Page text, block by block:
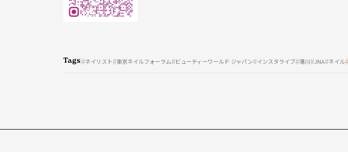
Tags ネイリスト 東京ネイルフォーラム ビューティーワールド ジャパン インスタライブ 滝川 JNA ネイル